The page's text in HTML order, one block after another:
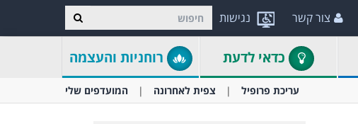
נגישות צור קשר
כדאי לדעת רוחניות והעצמה
עריכת פרופיל צפית לאחרונה המועדפים שלי